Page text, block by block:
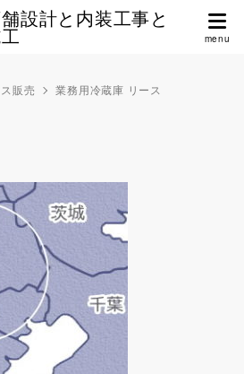
設計と内装工事と
販売
業務用冷蔵庫 リース